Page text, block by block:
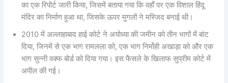
का एक रिपोर्ट जारी किया, जिसमें बताया गया कि वहाँ पर एक विशाल हिंदू
मंदिर का निर्माण हुआ था, जिसके ऊपर मुगलों ने मस्जिद बनाई थी।
2010 में अल्लाहाबाद हाई कोर्ट ने अयोध्या की जमीन को तीन भागों में बांट
दिया, जिनमें से एक भाग रामलला को, एक भाग निर्मोही अखाड़ा को और एक
भाग सुन्नी वक्फ बोर्ड को दिया गया। इस फैसले के खिलाफ सुप्रीम कोर्ट में
अपील की गई।